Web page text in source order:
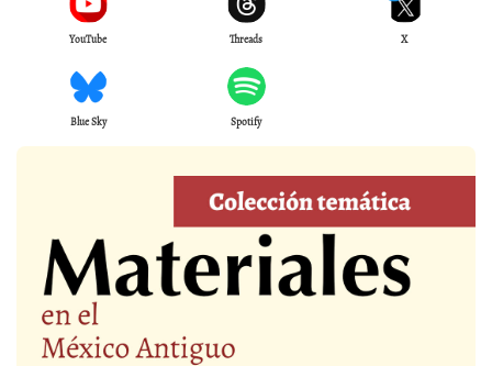
YouTube Threads X
Blue Sky Spotify